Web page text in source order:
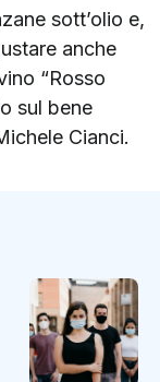
sott’olio e,
anche
“Rosso
sul bene
Cianci.